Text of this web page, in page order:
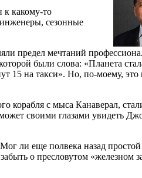
к какому-то
сезонные
предел мечтаний
были слова: «Планета
15 на такси». Но, по-моему, это
корабля с мыса Канаверал,
своими глазами увидеть
ли еще полвека назад простой
о пресловутом «железном